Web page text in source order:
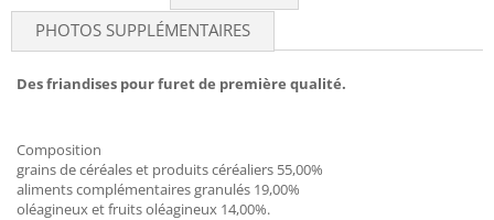
PHOTOS SUPPLÉMENTAIRES
Des friandises pour furet de première qualité.
Composition
grains de céréales et produits céréaliers 55,00%
aliments complémentaires granulés 19,00%
oléagineux et fruits oléagineux 14,00%.